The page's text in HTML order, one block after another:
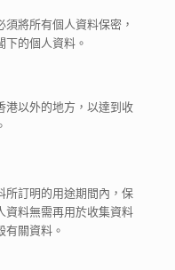
將所有個人資料保密，
下的個人資料。
港以外的地方，以達到收
所訂明的用途期間內，保
資料無需再用於收集資料
有關資料。